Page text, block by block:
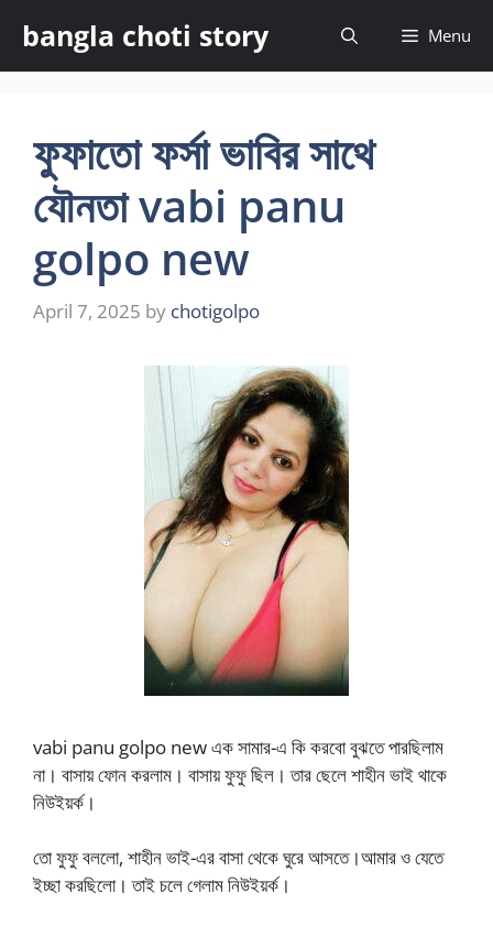
content
bangla choti story Menu
ফুফাতো ফর্সা ভাবির সাথে
যৌনতা vabi panu
golpo new
April 7, 2025 by chotigolpo
vabi panu golpo new এক সামার-এ কি করবো বুঝতে পারছিলাম
না। বাসায় ফোন করলাম। বাসায় ফুফু ছিল। তার ছেলে শাহীন ভাই থাকে
নিউইয়র্ক।
তো ফুফু বললো, শাহীন ভাই-এর বাসা থেকে ঘুরে আসতে।আমার ও যেতে
ইচ্ছা করছিলো। তাই চলে গেলাম নিউইয়র্ক।